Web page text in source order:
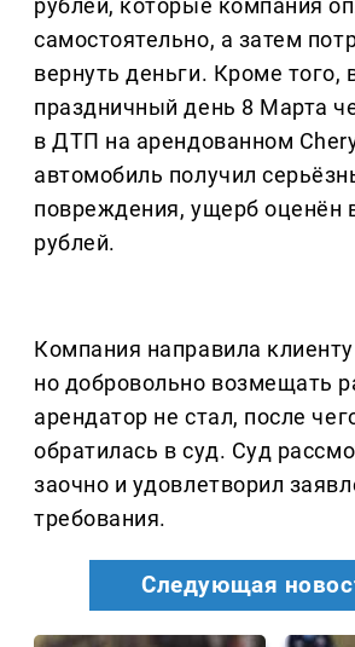
рублей, которые компания
самостоятельно, а затем
вернуть деньги. Кроме того,
праздничный день 8 Марта
в ДТП на арендованном
автомобиль получил
повреждения, ущерб оценён
рублей.
Компания направила
но добровольно возмещать
арендатор не стал, после
обратилась в суд. Суд
заочно и удовлетворил
требования.
Следующая